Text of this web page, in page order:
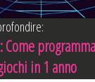
Come
in 1 anno